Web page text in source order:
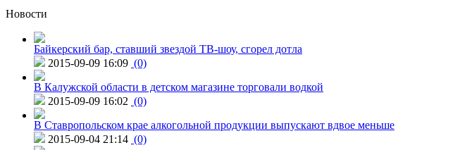
Новости
Байкерский бар, ставший звездой ТВ-шоу, сгорел дотла
2015-09-09 16:09 (0)
В Калужской области в детском магазине торговали водкой
2015-09-09 16:02 (0)
В Ставропольском крае алкогольной продукции выпускают вдвое меньше
2015-09-04 21:14 (0)